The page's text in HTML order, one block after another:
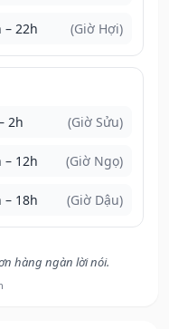
– 22h (Giờ Hợi)
2h (Giờ Sửu)
– 12h (Giờ Ngọ)
– 18h (Giờ Dậu)
hàng ngàn lời nói.